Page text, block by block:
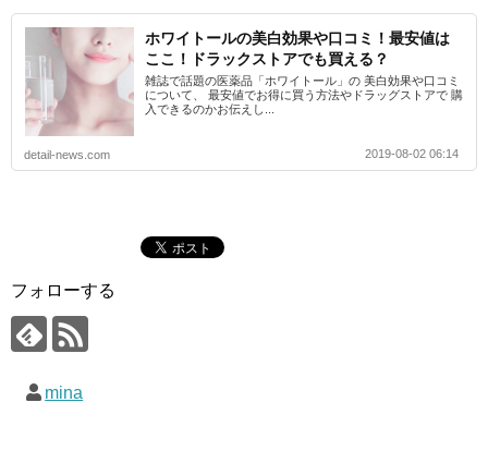
ホワイトールの美白効果や口コミ！最安値は
ここ！ドラックストアでも買える？
雑誌で話題の医薬品「ホワイトール」の 美白効果や口コミ
について、 最安値でお得に買う方法やドラッグストアで 購
入できるのかお伝えし...
detail-news.com 2019-08-02 06:14
フォローする
mina